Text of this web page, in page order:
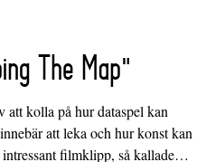
The Map"
kolla på hur dataspel kan
att leka och hur konst kan
filmklipp, så kallade…